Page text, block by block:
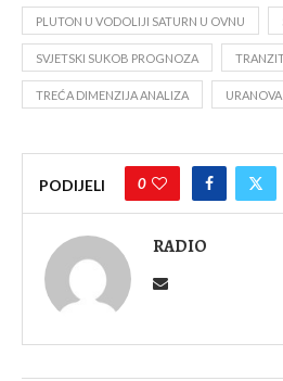
PLUTON U VODOLIJI SATURN U OVNU
SVJETSKI SUKOB PROGNOZA
TREĆA DIMENZIJA ANALIZA
PODIJELI 0
RADIO